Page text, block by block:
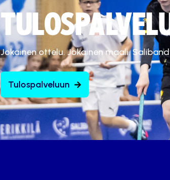
Jokainen ottelu. Jokainen maali.
Tulospalveluun